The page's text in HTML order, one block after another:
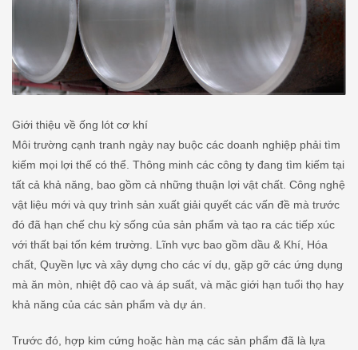
Giới thiệu về ống lót cơ khí
Môi trường cạnh tranh ngày nay buộc các doanh nghiệp phải tìm
kiếm mọi lợi thế có thể. Thông minh các công ty đang tìm kiếm tại
tất cả khả năng, bao gồm cả những thuận lợi vật chất. Công nghệ
vật liệu mới và quy trình sản xuất giải quyết các vấn đề mà trước
đó đã hạn chế chu kỳ sống của sản phẩm và tạo ra các tiếp xúc
với thất bại tốn kém trường. Lĩnh vực bao gồm dầu & Khí, Hóa
chất, Quyền lực và xây dựng cho các ví dụ, gặp gỡ các ứng dụng
mà ăn mòn, nhiệt độ cao và áp suất, và mặc giới hạn tuổi thọ hay
khả năng của các sản phẩm và dự án.
Trước đó, hợp kim cứng hoặc hàn mạ các sản phẩm đã là lựa